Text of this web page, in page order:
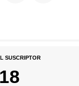
SUSCRIPTOR